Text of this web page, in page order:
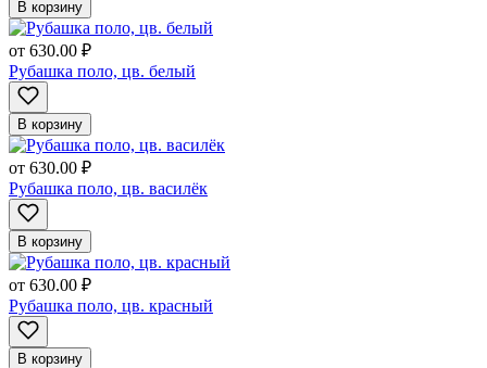
В корзину
от 630.00 ₽
Рубашка поло, цв. белый
В корзину
от 630.00 ₽
Рубашка поло, цв. василёк
В корзину
от 630.00 ₽
Рубашка поло, цв. красный
В корзину